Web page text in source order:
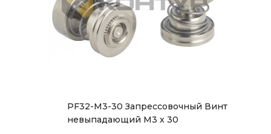
PF32-M3-30 Запрессовочный Винт
невыпадающий М3 х 30